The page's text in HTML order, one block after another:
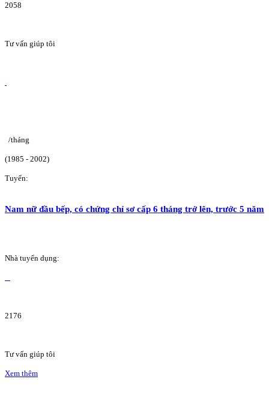
2058
Tư vấn giúp tôi
/tháng
(1985 - 2002)
Tuyển:
Nam nữ đầu bếp, có chứng chỉ sơ cấp 6 tháng trở lên, trước 5 năm
Nhà tuyển dụng:
2176
Tư vấn giúp tôi
Xem thêm